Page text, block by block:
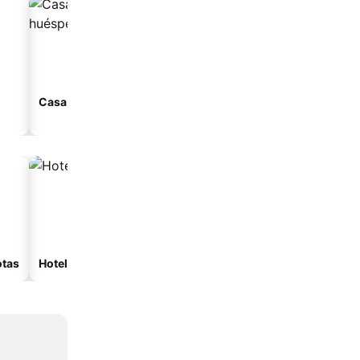
Casa de huéspedes
Hoteles con spa